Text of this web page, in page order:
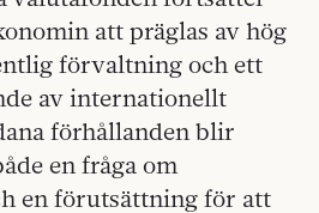
att präglas av hög
förvaltning och ett
av internationellt
förhållanden blir
en fråga om
en förutsättning för att